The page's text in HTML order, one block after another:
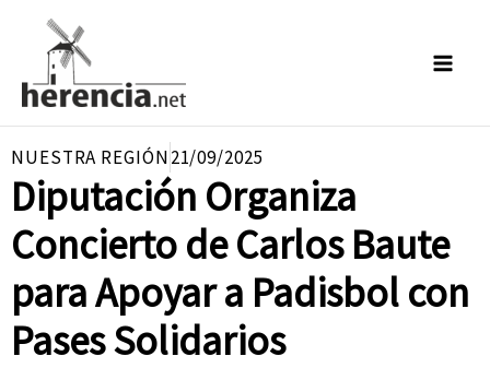
contenido
NUESTRA REGIÓN21/09/2025
Diputación Organiza
Concierto de Carlos Baute
para Apoyar a Padisbol con
Pases Solidarios